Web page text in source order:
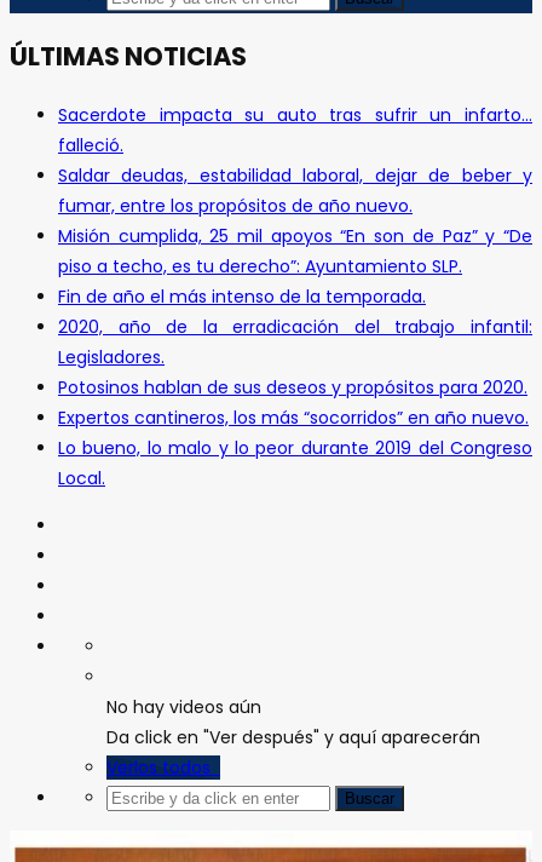
ÚLTIMAS NOTICIAS
Sacerdote impacta su auto tras sufrir un infarto…
falleció.
Saldar deudas, estabilidad laboral, dejar de beber y
fumar, entre los propósitos de año nuevo.
Misión cumplida, 25 mil apoyos “En son de Paz” y “De
piso a techo, es tu derecho”: Ayuntamiento SLP.
Fin de año el más intenso de la temporada.
2020, año de la erradicación del trabajo infantil:
Legisladores.
Potosinos hablan de sus deseos y propósitos para 2020.
Expertos cantineros, los más “socorridos” en año nuevo.
Lo bueno, lo malo y lo peor durante 2019 del Congreso
Local.
No hay videos aún
Da click en "Ver después" y aquí aparecerán
Verlos todos